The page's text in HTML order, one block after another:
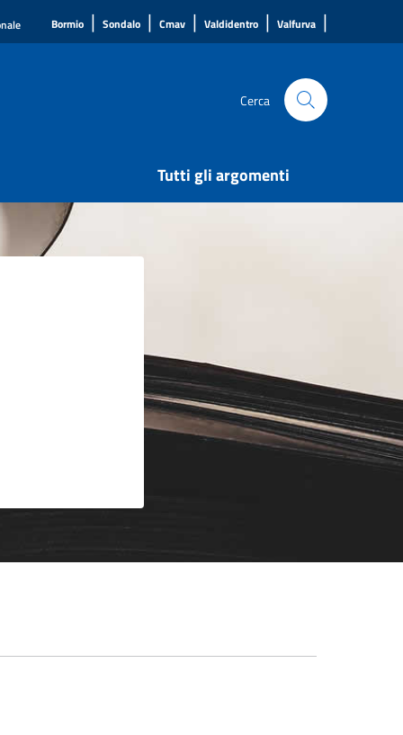
Bormio | Sondalo | Cmav | Valdidentro | Valfurva |
Cerca
Tutti gli argomenti